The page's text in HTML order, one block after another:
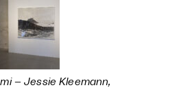
– Jessie Kleemann,